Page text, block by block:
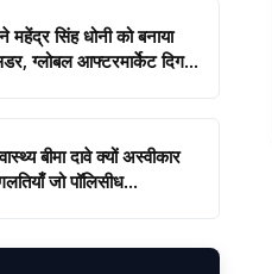
सिंह धोनी को बनाया
ग्लोबल आफ्टरमार्केट दिग...
बीमा दावे क्यों अस्वीकार
जो पॉलिसीध...